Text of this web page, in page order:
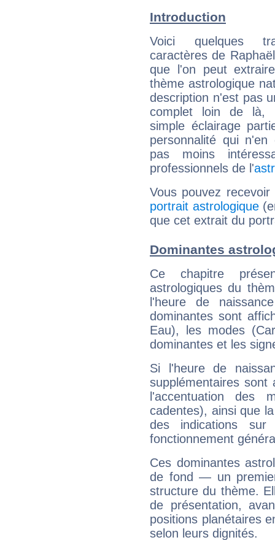
Introduction
Voici quelques
caractères de
que l'on peut
thème astrologique
description n'est pas
complet loin de là,
simple éclairage
personnalité qui n'en
pas moins
professionnels de l'
Vous pouvez
portrait astrologique
que cet extrait du
Dominantes
Ce chapitre
astrologiques du
l'heure de
dominantes sont
Eau), les modes
dominantes et les
Si l'heure de
supplémentaires sont
l'accentuation des
cadentes), ainsi que
des indications sur
fonctionnement
Ces dominantes
de fond — un
structure du thème.
de présentation,
positions planétaires
selon leurs dignités.